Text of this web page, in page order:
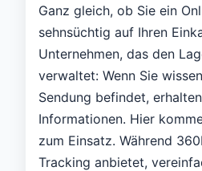
Ganz gleich, ob Sie ein
sehnsüchtig auf Ihren
Unternehmen, das den
verwaltet: Wenn Sie
Sendung befindet,
Informationen. Hier
zum Einsatz. Während
Tracking anbietet,